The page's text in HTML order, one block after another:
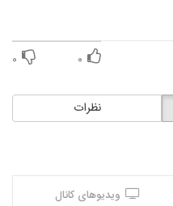
۰ ۰
نظرات
ویدیوهای کانال